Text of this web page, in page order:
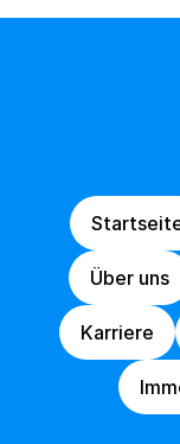
Über uns
Über uns
Karriere
Karriere